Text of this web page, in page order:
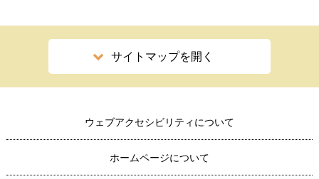
サイトマップを開く
ウェブアクセシビリティについて
ホームページについて